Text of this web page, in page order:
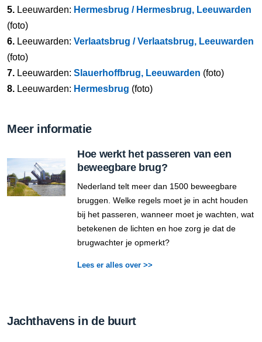
5. Leeuwarden: Hermesbrug / Hermesbrug, Leeuwarden
(foto)
6. Leeuwarden: Verlaatsbrug / Verlaatsbrug, Leeuwarden
(foto)
7. Leeuwarden: Slauerhoffbrug, Leeuwarden (foto)
8. Leeuwarden: Hermesbrug (foto)
Meer informatie
Hoe werkt het passeren van een
beweegbare brug?
Nederland telt meer dan 1500 beweegbare
bruggen. Welke regels moet je in acht houden
bij het passeren, wanneer moet je wachten, wat
betekenen de lichten en hoe zorg je dat de
brugwachter je opmerkt?
Lees er alles over >>
Jachthavens in de buurt